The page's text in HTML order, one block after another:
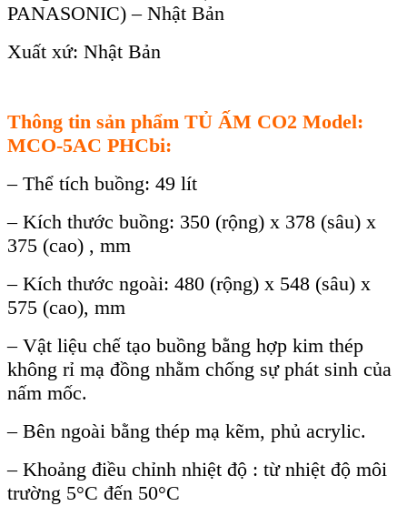
PANASONIC) – Nhật Bản
Xuất xứ: Nhật Bản
Thông tin sản phẩm TỦ ẤM CO2 Model:
MCO-5AC PHCbi:
– Thể tích buồng: 49 lít
– Kích thước buồng: 350 (rộng) x 378 (sâu) x
375 (cao) , mm
– Kích thước ngoài: 480 (rộng) x 548 (sâu) x
575 (cao), mm
– Vật liệu chế tạo buồng bằng hợp kim thép
không rỉ mạ đồng nhằm chống sự phát sinh của
nấm mốc.
– Bên ngoài bằng thép mạ kẽm, phủ acrylic.
– Khoảng điều chỉnh nhiệt độ : từ nhiệt độ môi
trường 5°C đến 50°C